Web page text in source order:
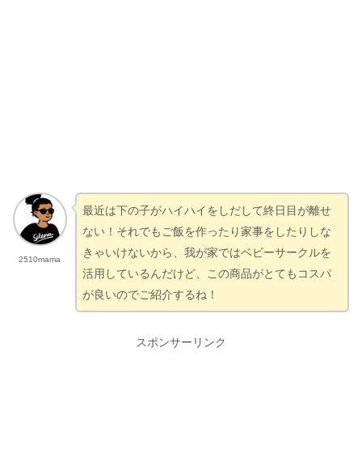
2510mama
最近は下の子がハイハイをしだして終日目が離せ
ない！ それでもご飯を作ったり家事をしたりしな
きゃいけないから、我が家ではベビーサークルを
活用しているんだけど、この商品がとてもコスパ
が良いのでご紹介するね！
スポンサーリンク